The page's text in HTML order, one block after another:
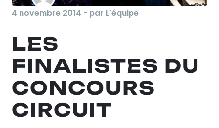
4 novembre 2014 - par L'équipe
LES
FINALISTES DU
CONCOURS
CIRCUIT